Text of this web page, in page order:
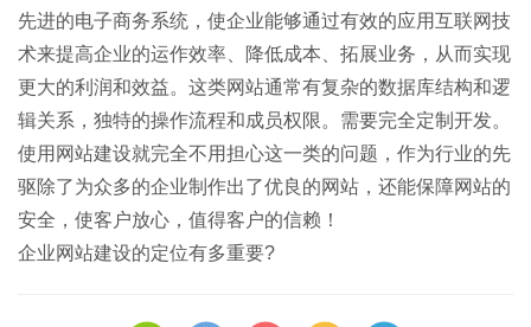
先进的电子商务系统，使企业能够通过有效的应用互联网技
术来提高企业的运作效率、降低成本、拓展业务，从而实现
更大的利润和效益。这类网站通常有复杂的数据库结构和逻
辑关系，独特的操作流程和成员权限。需要完全定制开发。
使用网站建设就完全不用担心这一类的问题，作为行业的先
驱除了为众多的企业制作出了优良的网站，还能保障网站的
安全，使客户放心，值得客户的信赖！
企业网站建设的定位有多重要?